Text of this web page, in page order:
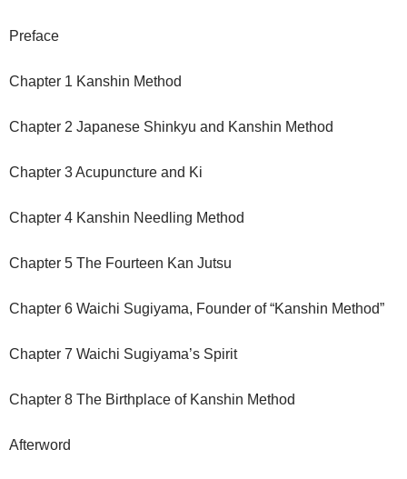
Preface
Chapter 1 Kanshin Method
Chapter 2 Japanese Shinkyu and Kanshin Method
Chapter 3 Acupuncture and Ki
Chapter 4 Kanshin Needling Method
Chapter 5 The Fourteen Kan Jutsu
Chapter 6 Waichi Sugiyama, Founder of “Kanshin Method”
Chapter 7 Waichi Sugiyama’s Spirit
Chapter 8 The Birthplace of Kanshin Method
Afterword